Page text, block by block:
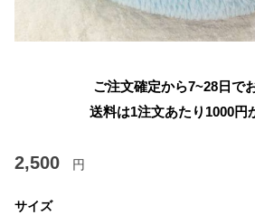
ご注文確定から7~28日で
送料は1注文あたり 1000円
2,500 円
サイズ